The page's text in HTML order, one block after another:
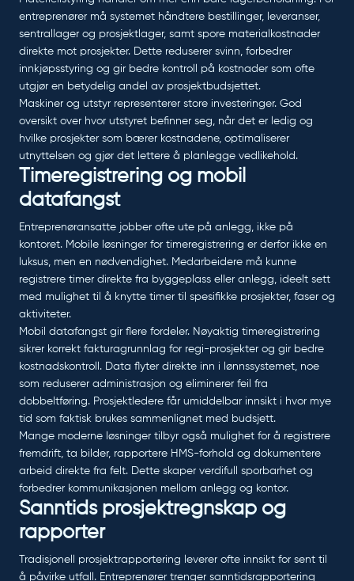
entreprenører må systemet håndtere bestillinger, leveranser,
sentrallager og prosjektlager, samt spore materialkostnader
direkte mot prosjekter. Dette reduserer svinn, forbedrer
innkjøpsstyring og gir bedre kontroll på kostnader som ofte
utgjør en betydelig andel av prosjektbudsjettet.
Maskiner og utstyr representerer store investeringer. God
oversikt over hvor utstyret befinner seg, når det er ledig og
hvilke prosjekter som bærer kostnadene, optimaliserer
utnyttelsen og gjør det lettere å planlegge vedlikehold.
Timeregistrering og mobil
datafangst
Entreprenøransatte jobber ofte ute på anlegg, ikke på
kontoret. Mobile løsninger for timeregistrering er derfor ikke en
luksus, men en nødvendighet. Medarbeidere må kunne
registrere timer direkte fra byggeplass eller anlegg, ideelt sett
med mulighet til å knytte timer til spesifikke prosjekter, faser og
aktiviteter.
Mobil datafangst gir flere fordeler. Nøyaktig timeregistrering
sikrer korrekt fakturagrunnlag for regi-prosjekter og gir bedre
kostnadskontroll. Data flyter direkte inn i lønnssystemet, noe
som reduserer administrasjon og eliminerer feil fra
dobbeltføring. Prosjektledere får umiddelbar innsikt i hvor mye
tid som faktisk brukes sammenlignet med budsjett.
Mange moderne løsninger tilbyr også mulighet for å registrere
fremdrift, ta bilder, rapportere HMS-forhold og dokumentere
arbeid direkte fra felt. Dette skaper verdifull sporbarhet og
forbedrer kommunikasjonen mellom anlegg og kontor.
Sanntids prosjektregnskap og
rapporter
Tradisjonell prosjektrapportering leverer ofte innsikt for sent til
å påvirke utfall. Entreprenører trenger sanntidsrapportering